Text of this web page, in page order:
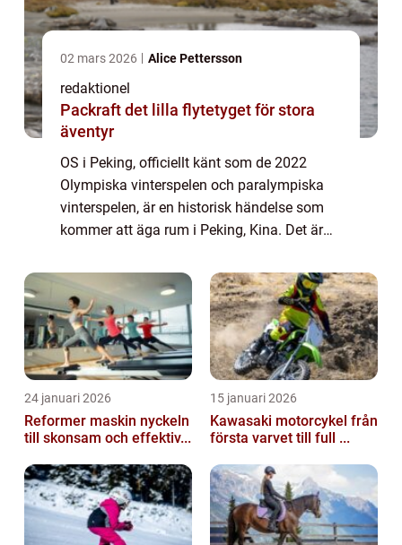
02 mars 2026 Alice Pettersson
redaktionel
Packraft det lilla flytetyget för stora
äventyr
OS i Peking, officiellt känt som de 2022
Olympiska vinterspelen och paralympiska
vinterspelen, är en historisk händelse som
kommer att äga rum i Peking, Kina. Det är
både de olympiska och paralympiska spelen
u...
24 januari 2026
Reformer maskin nyckeln
till skonsam och effektiv...
15 januari 2026
Kawasaki motorcykel från
första varvet till full ...